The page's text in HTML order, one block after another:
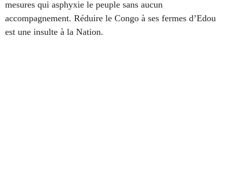
mesures qui asphyxie le peuple sans aucun
accompagnement. Réduire le Congo à ses fermes d’Edou
est une insulte à la Nation.